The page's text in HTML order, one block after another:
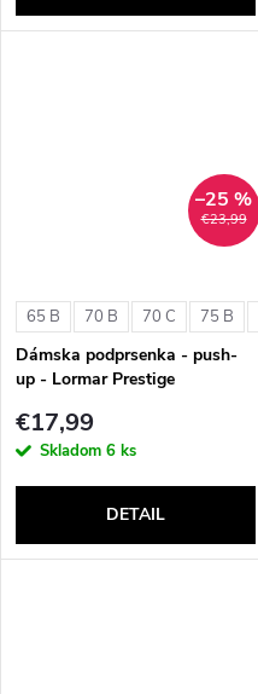
€23,99
–25 %
65 B 70 B 70 C 75 B
Dámska podprsenka - push-
up - Lormar Prestige
€17,99
Skladom 6 ks
DETAIL